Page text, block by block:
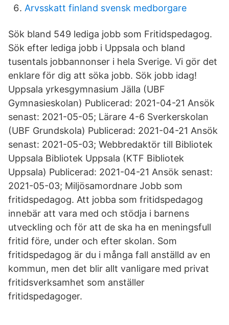
Arvsskatt finland svensk medborgare
Sök bland 549 lediga jobb som Fritidspedagog.
Sök efter lediga jobb i Uppsala och bland
tusentals jobbannonser i hela Sverige. Vi gör det
enklare för dig att söka jobb. Sök jobb idag!
Uppsala yrkesgymnasium Jälla (UBF
Gymnasieskolan) Publicerad: 2021-04-21 Ansök
senast: 2021-05-05; Lärare 4-6 Sverkerskolan
(UBF Grundskola) Publicerad: 2021-04-21 Ansök
senast: 2021-05-03; Webbredaktör till Bibliotek
Uppsala Bibliotek Uppsala (KTF Bibliotek
Uppsala) Publicerad: 2021-04-21 Ansök senast:
2021-05-03; Miljösamordnare Jobb som
fritidspedagog. Att jobba som fritidspedagog
innebär att vara med och stödja i barnens
utveckling och för att de ska ha en meningsfull
fritid före, under och efter skolan. Som
fritidspedagog är du i många fall anställd av en
kommun, men det blir allt vanligare med privat
fritidsverksamhet som anställer
fritidspedagoger.